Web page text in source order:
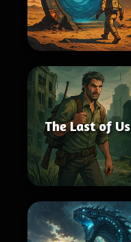
The Last of Us